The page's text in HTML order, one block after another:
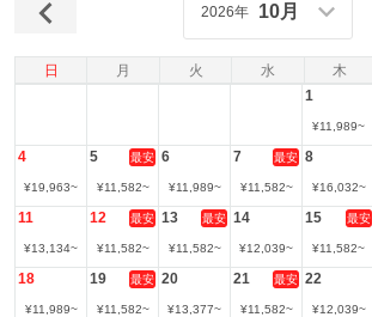
日 月 火 水 木
2026年 10月
1
¥11,989~
4
¥19,963~
5 最安
¥11,582~
6
¥11,989~
7 最安
¥11,582~
8
¥16,032~
11
¥13,134~
12 最安
¥11,582~
13 最安
¥11,582~
14
¥12,039~
15 最安
¥11,582~
18
¥11,989~
19 最安
¥11,582~
20
¥13,377~
21 最安
¥11,582~
22
¥12,039~